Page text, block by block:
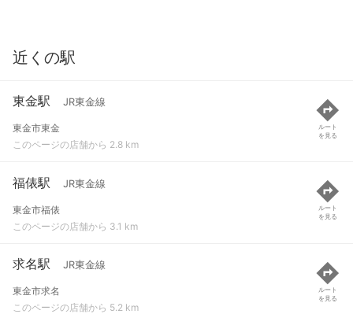
近くの駅
東金駅 JR東金線
東金市東金
このページの店舗から 2.8 km
ルート
を見る
福俵駅 JR東金線
東金市福俵
このページの店舗から 3.1 km
ルート
を見る
求名駅 JR東金線
東金市求名
このページの店舗から 5.2 km
ルート
を見る